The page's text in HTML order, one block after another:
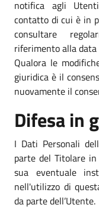
notifica agli
contatto di cui è in
consultare
riferimento alla
Qualora le
giuridica è il
nuovamente il
Difesa in
I Dati Personali
parte del Titolare
sua eventuale
nell'utilizzo di
da parte dell’Utente.